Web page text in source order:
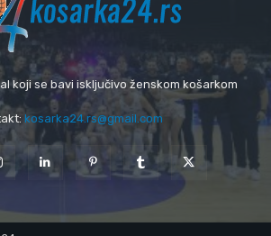
koji se bavi isključivo ženskom košarkom
kosarka24.rs@gmail.com